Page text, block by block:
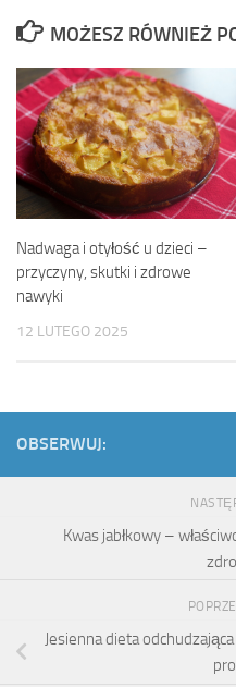
MOŻESZ RÓWNIEŻ
Nadwaga i otyłość u dzieci –
przyczyny, skutki i zdrowe
nawyki
12 LUTEGO 2025
OBSERWUJ:
Kwas jabłkowy –
Jesienna dieta